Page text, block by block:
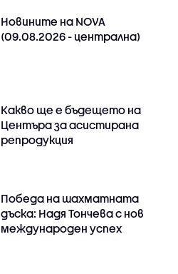
Новините на NOVA
(09.08.2026 - централна)
Какво ще е бъдещето на
Центъра за асистирана
репродукция
Победа на шахматната
дъска: Надя Тончева с нов
международен успех